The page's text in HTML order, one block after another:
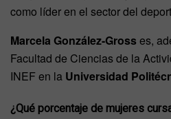
como líder en el sector del
Marcela González-Gross es,
Facultad de Ciencias de la
INEF en la Universidad
¿Qué porcentaje de mujeres